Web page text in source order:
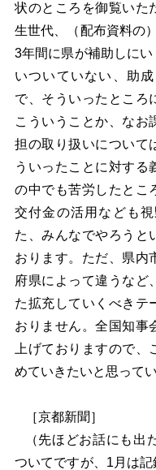
状のところを御覧いた
生世代、（配布資料の
3年間に県が補助しに
いついていない、助
で、そういったところ
こういうことか、なお
担の取り扱いについて
ういったことに対する
の中でも苦労したとこ
交付金の活用なども
た、みんなでやろうと
おります。ただ、県内
府県によって違うなど
た拡充していくべきテ
おりません。全国知事
上げておりますので
めていきたいと思ってい
［京都新聞］
（先ほどお話にも出
ついてですが、1月は